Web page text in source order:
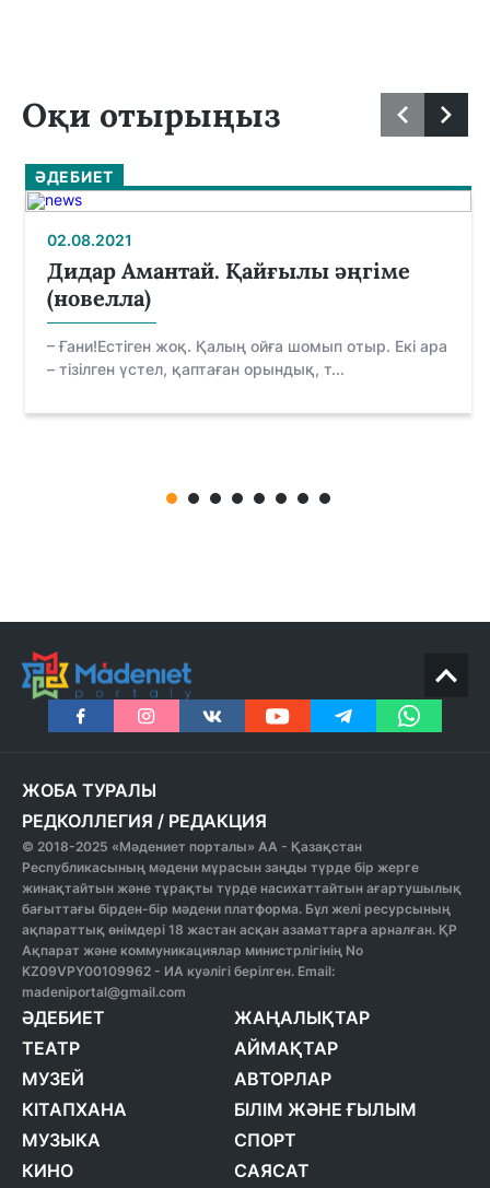
Оқи отырыңыз
ӘДЕБИЕТ
02.08.2021
Дидар Амантай. Қайғылы әңгіме
(новелла)
– Ғани!Естіген жоқ. Қалың ойға шомып отыр. Екі ара
– тізілген үстел, қаптаған орындық, т...
ЖОБА ТУРАЛЫ
РЕДКОЛЛЕГИЯ / РЕДАКЦИЯ
© 2018-2025 «Мәдениет порталы» АА - Қазақстан
Республикасының мәдени мұрасын заңды түрде бір жерге
жинақтайтын және тұрақты түрде насихаттайтын ағартушылық
бағыттағы бірден-бір мәдени платформа. Бұл желі ресурсының
ақпараттық өнімдері 18 жастан асқан азаматтарға арналған. ҚР
Ақпарат және коммуникациялар министрлігінің No
KZ09VPY00109962 - ИА куәлігі берілген. Email:
madeniportal@gmail.com
ӘДЕБИЕТ
ТЕАТР
МУЗЕЙ
КІТАПХАНА
МУЗЫКА
КИНО
ЖАҢАЛЫҚТАР
АЙМАҚТАР
АВТОРЛАР
БІЛІМ ЖӘНЕ ҒЫЛЫМ
СПОРТ
САЯСАТ